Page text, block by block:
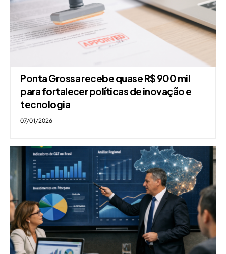
Ponta Grossa recebe quase R$ 900 mil
para fortalecer políticas de inovação e
tecnologia
07/01/2026